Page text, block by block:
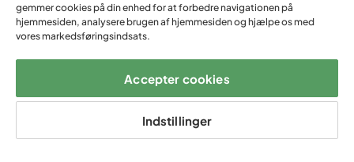
Følg os på:
gemmer cookies på din enhed for at forbedre navigationen på
hjemmesiden, analysere brugen af hjemmesiden og hjælpe os med
vores markedsføringsindsats.
Accepter cookies
Indstillinger